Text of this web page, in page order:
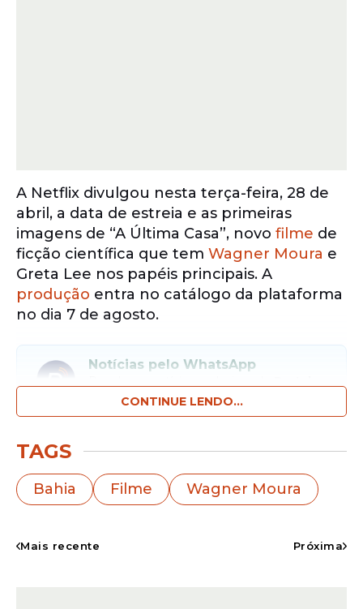
A Netflix divulgou nesta terça-feira, 28 de
abril, a data de estreia e as primeiras
imagens de “A Última Casa”, novo filme de
ficção científica que tem Wagner Moura e
Greta Lee nos papéis principais. A
produção entra no catálogo da plataforma
no dia 7 de agosto.
Notícias pelo WhatsApp
de Prefeiturapelo nosso canal.
Dirigido por Louis Leterrier, conhecido por
trabalhos como Lupin, Velozes e Furiosos
uma trama de suspense com foco em
CONTINUE LENDO...
TAGS
Bahia Filme Wagner Moura
Mais recente Próxima